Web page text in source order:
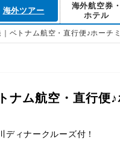
海外ツアー
海外航空券・
ホテル
ベトナム航空・直行便♪ホーチ
ナム航空・直行便
ディナークルーズ付！